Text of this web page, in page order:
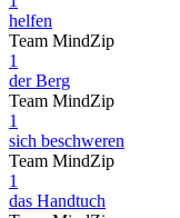
helfen
Team MindZip
1
der Berg
Team MindZip
1
sich beschweren
Team MindZip
1
das Handtuch